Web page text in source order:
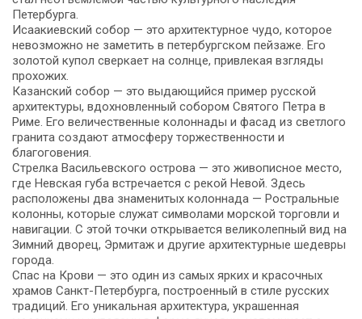
Петербурга.
Исаакиевский собор — это архитектурное чудо, которое
невозможно не заметить в петербургском пейзаже. Его
золотой купол сверкает на солнце, привлекая взгляды
прохожих.
Казанский собор — это выдающийся пример русской
архитектуры, вдохновленный собором Святого Петра в
Риме. Его величественные колоннады и фасад из светлого
гранита создают атмосферу торжественности и
благоговения.
Стрелка Васильевского острова — это живописное место,
где Невская губа встречается с рекой Невой. Здесь
расположены два знаменитых колоннада — Ростральные
колонны, которые служат символами морской торговли и
навигации. С этой точки открывается великолепный вид на
Зимний дворец, Эрмитаж и другие архитектурные шедевры
города.
Спас на Крови — это один из самых ярких и красочных
храмов Санкт-Петербурга, построенный в стиле русских
традиций. Его уникальная архитектура, украшенная